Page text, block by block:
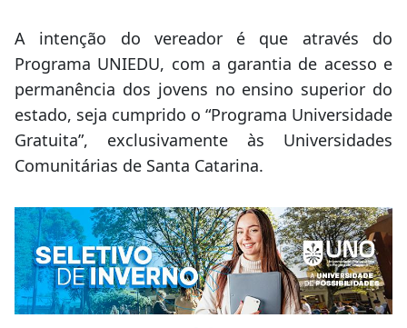
A intenção do vereador é que através do
Programa UNIEDU, com a garantia de acesso e
permanência dos jovens no ensino superior do
estado, seja cumprido o “Programa Universidade
Gratuita”, exclusivamente às Universidades
Comunitárias de Santa Catarina.